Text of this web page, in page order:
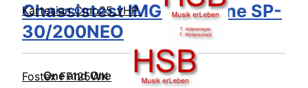
Kartesian Cmp25_vHP
Fostex FF125WK
Chassistest IMG Stageline SP-
30/200NEO
One and One